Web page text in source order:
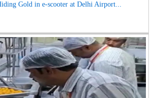
Gold in e-scooter at Delhi Airport...